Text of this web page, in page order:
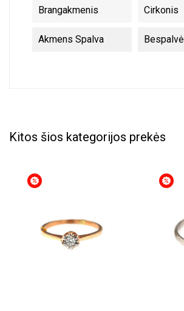
Brangakmenis Cirkonis
Akmens Spalva Bespalvė
Kitos šios kategorijos prekės